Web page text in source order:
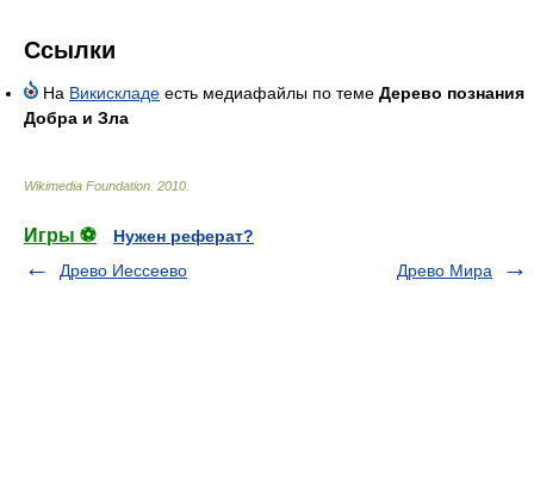
Ссылки
На Викискладе есть медиафайлы по теме Дерево познания
Добра и Зла
Wikimedia Foundation 2010
Игры ⚽
Нужен реферат?
Древо Иессеево
Древо Мира